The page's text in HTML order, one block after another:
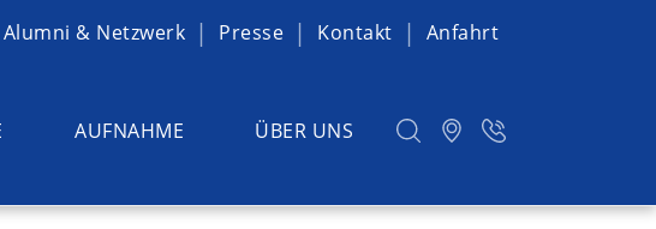
Alumni & Netzwerk Presse Kontakt Anfahrt
AUFNAHME ÜBER UNS